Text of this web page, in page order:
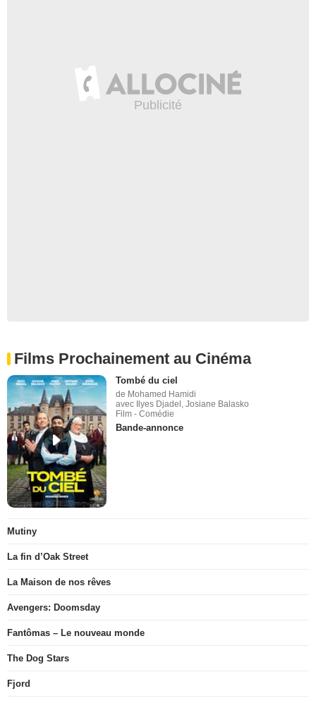
Films Prochainement au Cinéma
Tombé du ciel
de Mohamed Hamidi
avec Ilyes Djadel, Josiane Balasko
Film - Comédie
Bande-annonce
Mutiny
La fin d’Oak Street
La Maison de nos rêves
Avengers: Doomsday
Fantômas – Le nouveau monde
The Dog Stars
Fjord